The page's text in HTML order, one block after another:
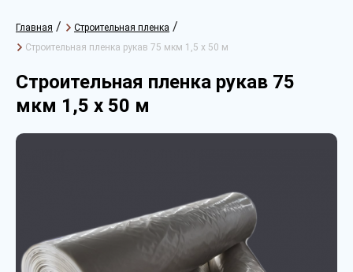
Главная / Строительная пленка /
Строительная пленка рукав 75 мкм 1,5 х 50 м
Строительная пленка рукав 75
мкм 1,5 х 50 м